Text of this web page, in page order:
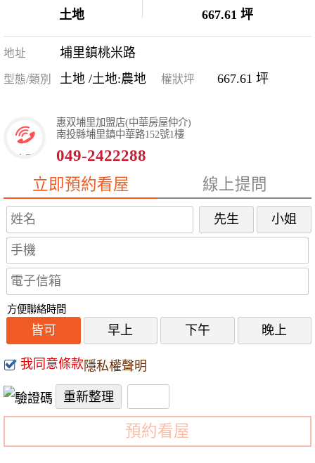
土地 667.61 坪
地址 埔里鎮桃米路
型態/類別 土地 /土地:農地 權狀坪 667.61 坪
惠双埔里加盟店(中華房屋仲介)
南投縣埔里鎮中華路152號1樓
049-2422288
立即預約看屋
線上提問
先生 小姐
方便聯絡時間
皆可 早上 下午 晚上
我同意條款隱私權聲明
預約看屋